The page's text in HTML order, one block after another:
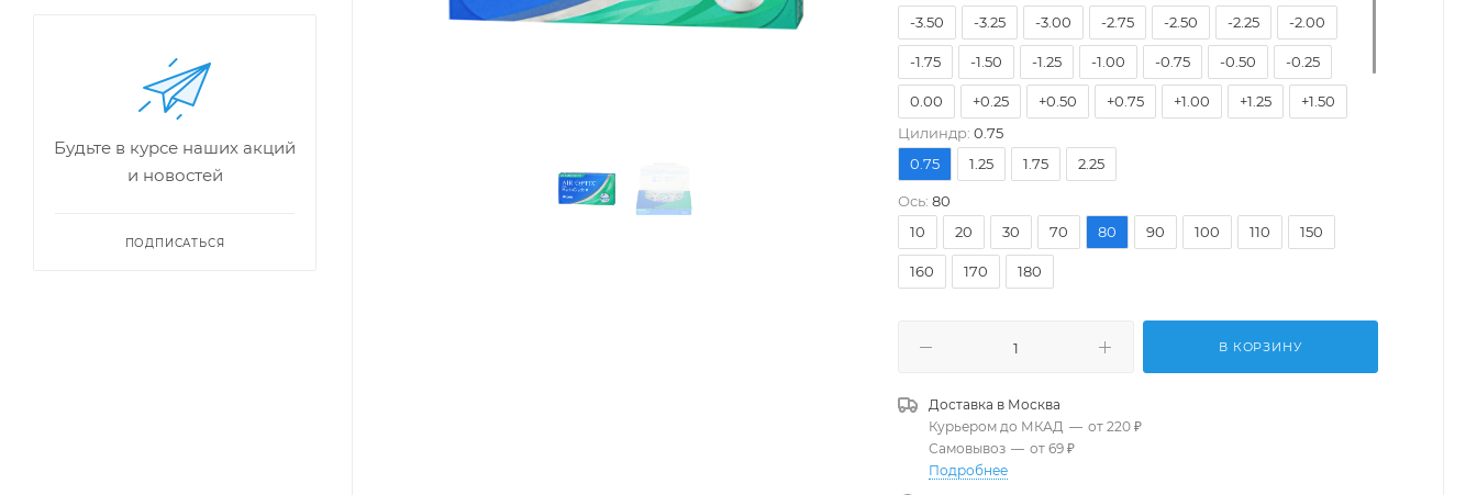
-3.50 -3.25 -3.00 -2.75 -2.50 -2.25 -2.00
-1.75 -1.50 -1.25 -1.00 -0.75 -0.50 -0.25
0.00 +0.25 +0.50 +0.75 +1.00 +1.25 +1.50
+1.75 +2.00
+3.50 +3.75 +4.00
Цилиндр: 0.75
0.75
1.25 1.75 2.25
Ось: 80
10
20 30 70 80 90 100 110 150
160 170 180
В КОРЗИНУ
Доставка в Москва
Курьером до МКАД — от 220 ₽
Самовывоз — от 69 ₽
Подробнее
Будьте в курсе наших акций
и новостей
ПОДПИСАТЬСЯ